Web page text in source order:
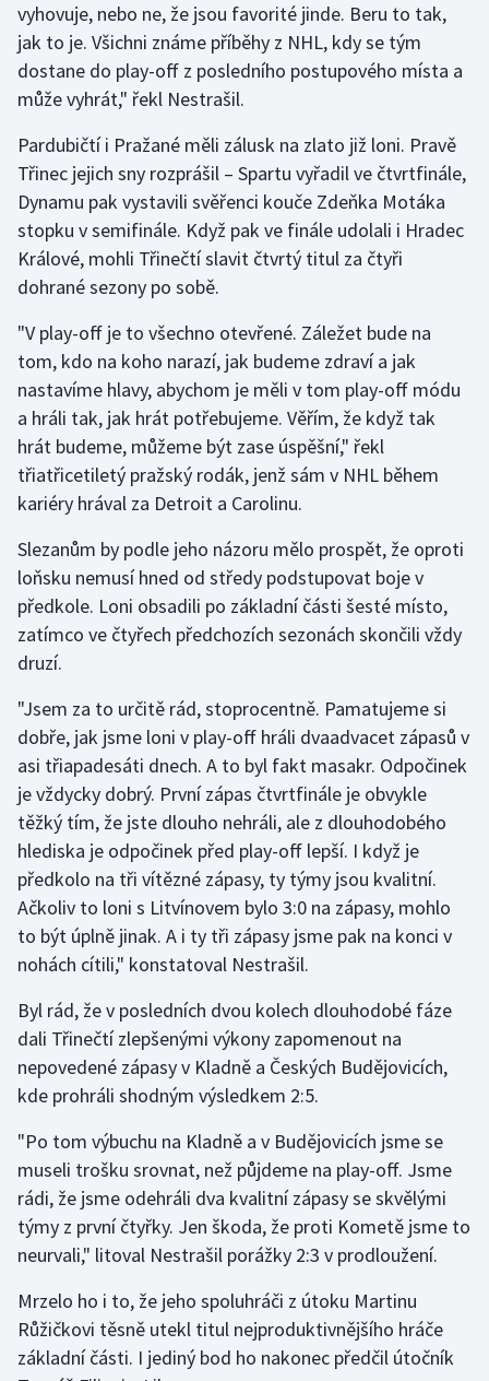
Házená
Jezdectví
Krasobruslení
Lezení
Lyže a snowboard
Moderní pětiboj
Motorsport
Olympijské hry
Parasport
Plavání
Ragby
Rychlobruslení
Rychlostní kanoistika
Short track
Sportovní střelba
Stolní tenis
Triatlon
Veslování
Vodní slalom
Ostatní
vyhovuje, nebo ne, že jsou favorité jinde. Beru to tak,
jak to je. Všichni známe příběhy z NHL, kdy se tým
dostane do play-off z posledního postupového místa a
může vyhrát," řekl Nestrašil.
Pardubičtí i Pražané měli zálusk na zlato již loni. Pravě
Třinec jejich sny rozprášil – Spartu vyřadil ve čtvrtfinále,
Dynamu pak vystavili svěřenci kouče Zdeňka Motáka
stopku v semifinále. Když pak ve finále udolali i Hradec
Králové, mohli Třinečtí slavit čtvrtý titul za čtyři
dohrané sezony po sobě.
"V play-off je to všechno otevřené. Záležet bude na
tom, kdo na koho narazí, jak budeme zdraví a jak
nastavíme hlavy, abychom je měli v tom play-off módu
a hráli tak, jak hrát potřebujeme. Věřím, že když tak
hrát budeme, můžeme být zase úspěšní," řekl
třiatřicetiletý pražský rodák, jenž sám v NHL během
kariéry hrával za Detroit a Carolinu.
Slezanům by podle jeho názoru mělo prospět, že oproti
loňsku nemusí hned od středy podstupovat boje v
předkole. Loni obsadili po základní části šesté místo,
zatímco ve čtyřech předchozích sezonách skončili vždy
druzí.
"Jsem za to určitě rád, stoprocentně. Pamatujeme si
dobře, jak jsme loni v play-off hráli dvaadvacet zápasů v
asi třiapadesáti dnech. A to byl fakt masakr. Odpočinek
je vždycky dobrý. První zápas čtvrtfinále je obvykle
těžký tím, že jste dlouho nehráli, ale z dlouhodobého
hlediska je odpočinek před play-off lepší. I když je
předkolo na tři vítězné zápasy, ty týmy jsou kvalitní.
Ačkoliv to loni s Litvínovem bylo 3:0 na zápasy, mohlo
to být úplně jinak. A i ty tři zápasy jsme pak na konci v
nohách cítili," konstatoval Nestrašil.
Byl rád, že v posledních dvou kolech dlouhodobé fáze
dali Třinečtí zlepšenými výkony zapomenout na
nepovedené zápasy v Kladně a Českých Budějovicích,
kde prohráli shodným výsledkem 2:5.
"Po tom výbuchu na Kladně a v Budějovicích jsme se
museli trošku srovnat, než půjdeme na play-off. Jsme
rádi, že jsme odehráli dva kvalitní zápasy se skvělými
týmy z první čtyřky. Jen škoda, že proti Kometě jsme to
neurvali," litoval Nestrašil porážky 2:3 v prodloužení.
Mrzelo ho i to, že jeho spoluhráči z útoku Martinu
Růžičkovi těsně utekl titul nejproduktivnějšího hráče
základní části. I jediný bod ho nakonec předčil útočník